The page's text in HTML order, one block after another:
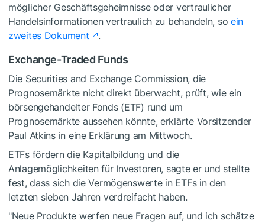
möglicher Geschäftsgeheimnisse oder vertraulicher
Handelsinformationen vertraulich zu behandeln, soein
zweites Dokument
.
Exchange-Traded Funds
Die Securities and Exchange Commission, die
Prognosemärkte nicht direkt überwacht, prüft, wie ein
börsengehandelter Fonds (ETF) rund um
Prognosemärkte aussehen könnte, erklärte Vorsitzender
Paul Atkins in eine Erklärung am Mittwoch.
ETFs fördern die Kapitalbildung und die
Anlagemöglichkeiten für Investoren, sagte er und stellte
fest, dass sich die Vermögenswerte in ETFs in den
letzten sieben Jahren verdreifacht haben.
"Neue Produkte werfen neue Fragen auf, und ich schätze